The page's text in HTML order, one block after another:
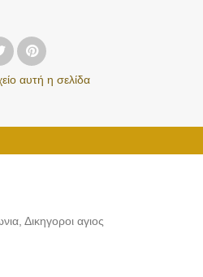
αυτή η σελίδα
Δικηγοροι αγιος